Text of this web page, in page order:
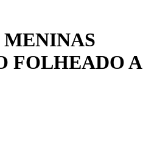
FOLHEADO A